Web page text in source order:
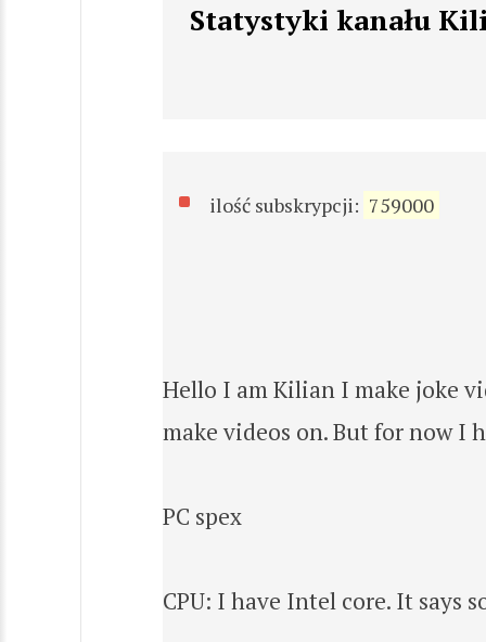
Statystyki kanału
ilość subskrypcji: 759000
Hello I am Kilian I make joke
make videos on. But for now I
PC spex
CPU: I have Intel core. It says